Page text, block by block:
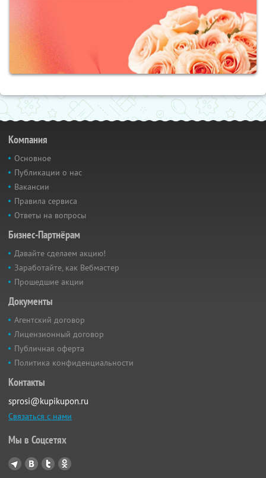
Компания
Основное
Публикации о нас
Вакансии
Правила сервиса
Ответы на вопросы
Бизнес-Партнёрам
Давайте сделаем акцию!
Заработайте, как Вебмастер
Прошедшие акции
Документы
Агентский договор
Лицензионный договор
Публичная оферта
Политика конфиденциальности
Контакты
sprosi@kupikupon.ru
Связаться с нами
Мы в Соцсетях